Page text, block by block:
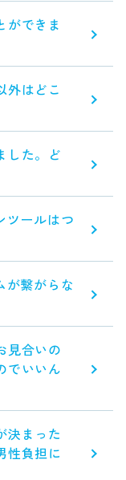
ができま
外はどこ
した。ど
ツールはつ
が繋がらな
見合いの
でいいん
決まった
性負担に